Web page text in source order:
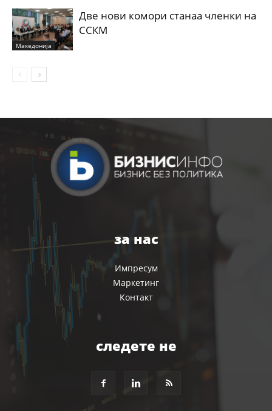
Македонија
Две нови комори станаа членки на
ССКМ
за нас
Импресум
Маркетинг
Контакт
следете не